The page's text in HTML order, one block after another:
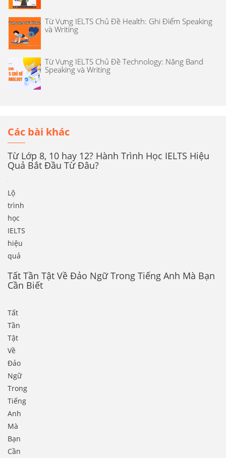
Từ Vựng IELTS Chủ Đề Health: Ghi Điểm Speaking
và Writing
Từ Vựng IELTS Chủ Đề Technology: Nâng Band
Speaking và Writing
Các bài khác
Từ Lớp 8, 10 hay 12? Hành Trình Học IELTS Hiệu
Quả Bắt Đầu Từ Đâu?
Lộ
trình
học
IELTS
hiệu
quả
Tất Tần Tật Về Đảo Ngữ Trong Tiếng Anh Mà Bạn
Cần Biết
Tất
Tần
Tật
Về
Đảo
Ngữ
Trong
Tiếng
Anh
Mà
Bạn
Cần